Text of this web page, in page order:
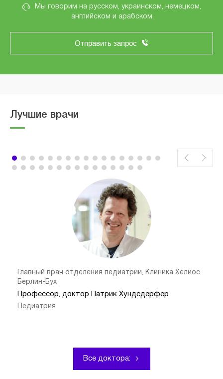
Мы говорим на русском, украинском, немецком,
английском и арабском
Отправить запрос
Лучшие врачи
Главный врач отделения педиатрии, Клиника Хелиос
Берлин-Бух
Профессор, доктор Патрик Хундсдёрфер
Педиатрия
Все доктора: